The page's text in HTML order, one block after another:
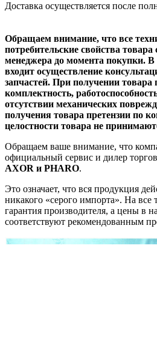
Доставка осуществляется после
Обращаем внимание, что все
потребительские свойства товара
менеджера до момента покупки. В
входит осуществление
запчастей. При получении товара
комплектность,
отсутствии механических
получения товара претензии по
целостности товара не
Обращаем ваше внимание, что
официальный сервис и дилер
AXOR и PHARO.
Это означает, что вся продукция
никакого «серого импорта». На все
гарантия производителя, а цены в
соответствуют рекомендованным